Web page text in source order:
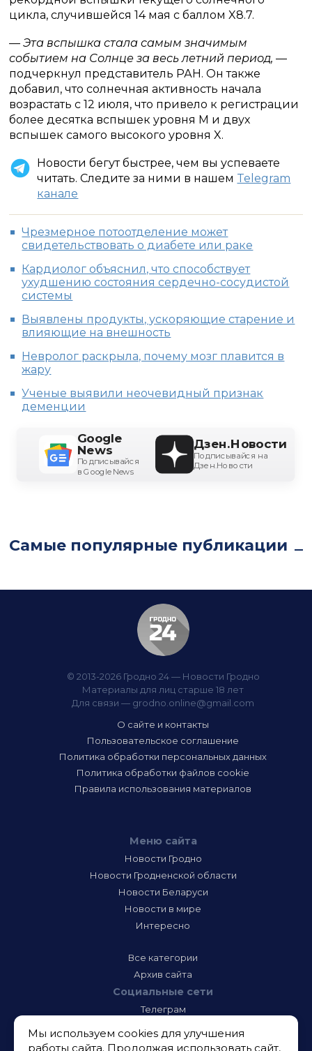
цикла, случившейся 14 мая с баллом X8.7.
— Эта вспышка стала самым значимым
событием на Солнце за весь летний период,—
подчеркнул представитель РАН. Он также
добавил, что солнечная активность начала
возрастать с 12 июля, что привело к регистрации
более десятка вспышек уровня M и двух
вспышек самого высокого уровня X.
Новости бегут быстрее, чем вы успеваете
читать. Следите за ними в нашем Telegram
канале
Чрезмерное потоотделение может
свидетельствовать о диабете или раке
Кардиолог объяснил, что способствует
ухудшению состояния сердечно-сосудистой
системы
Выявлены продукты, ускоряющие старение и
влияющие на внешность
Невролог раскрыла, почему мозг плавится в
жару
Ученые выявили неочевидный признак
деменции
Google
News
Подписывайся
в Google News
Дзен.Новости
Подписывайся на
Дзен.Новости
Самые популярные публикации
© 2013-2026 Гродно 24 — Новости Гродно
Материалы для лиц старше 18 лет
Для связи — grodno.online@gmail.com
О сайте и контакты
Пользовательское соглашение
Политика обработки персональных данных
Политика обработки файлов cookie
Правила использования материалов
Меню сайта
Новости Гродно
Новости Гродненской области
Новости Беларуси
Новости в мире
Интересно
Все категории
Архив сайта
Социальные сети
Телеграм
Инстаграм
Мы используем cookies для улучшения
работы сайта. Продолжая использовать сайт,